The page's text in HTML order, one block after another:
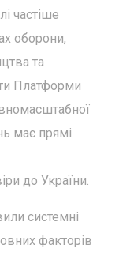
частіше
оборони,
та
Платформи
має прямі
до України.
системні
факторів